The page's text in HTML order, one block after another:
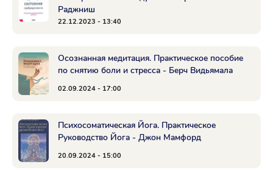
Раджниш
22.12.2023 - 13:40
Осознанная медитация. Практическое пособие
по снятию боли и стресса - Берч Видьямала
02.09.2024 - 17:00
Психосоматическая Йога. Практическое
Руководство Йога - Джон Мамфорд
20.09.2024 - 15:00